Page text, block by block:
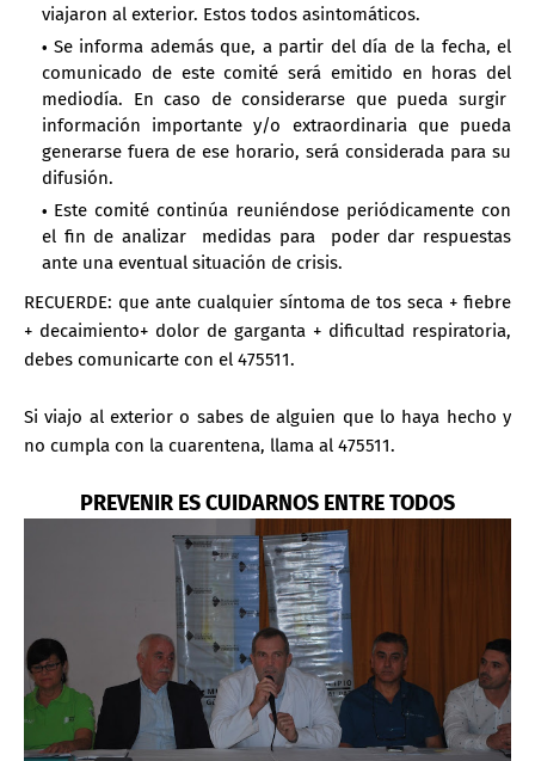
viajaron al exterior. Estos todos asintomáticos.
Se informa además que, a partir del día de la fecha, el
comunicado de este comité será emitido en horas del
mediodía. En caso de considerarse que pueda surgir
información importante y/o extraordinaria que pueda
generarse fuera de ese horario, será considerada para su
difusión.
Este comité continúa reuniéndose periódicamente con
el fin de analizar medidas para poder dar respuestas
ante una eventual situación de crisis.
RECUERDE: que ante cualquier síntoma de tos seca + fiebre
+ decaimiento+ dolor de garganta + dificultad respiratoria,
debes comunicarte con el 475511.
Si viajo al exterior o sabes de alguien que lo haya hecho y
no cumpla con la cuarentena, llama al 475511.
PREVENIR ES CUIDARNOS ENTRE TODOS